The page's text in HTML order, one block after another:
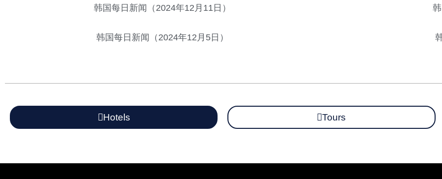
韩国每日新闻（2024年12月11日）
韩国每日新闻（2024年12月5日）
Hotels Tours